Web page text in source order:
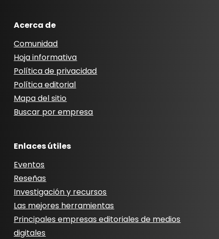
Acerca de
Comunidad
Hoja informativa
Política de privacidad
Política editorial
Mapa del sitio
Buscar por empresa
Enlaces útiles
Eventos
Reseñas
Investigación y recursos
Las mejores herramientas
Principales empresas editoriales de medios
digitales